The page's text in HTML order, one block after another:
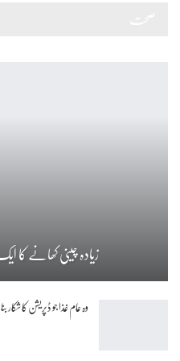
زیادہ چینی کھانے کا
وہ عام غذا جو ڈپریشن کا شکار